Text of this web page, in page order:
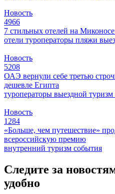
Новость
4966
7 стильных отелей на
отели туроператоры пляжи
Новость
5208
ОАЭ вернули себе третью
дешевле Египта
туроператоры выездной туризм
Новость
1284
«Больше, чем путешествие»
всероссийскую премию
внутренний туризм события
Следите за
удобно